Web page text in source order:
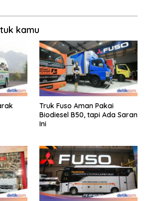
kamu
Truk Fuso Aman Pakai
Biodiesel B50, tapi Ada Saran
Ini